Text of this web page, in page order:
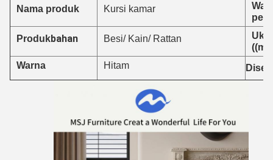
Nama produk Kursi kamar
Produkbahan Besi/ Kain/ Rattan
Warna
Hitam